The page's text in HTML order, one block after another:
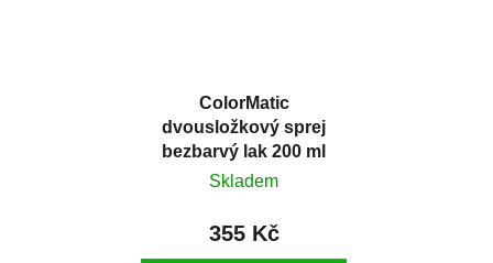
ColorMatic
dvousložkový sprej
bezbarvý lak 200 ml
Skladem
355 Kč